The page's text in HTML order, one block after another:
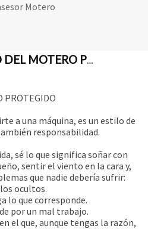
MANIFIESTO DEL MOTERO PROTEGIDO
PROTEGIDO
a una máquina, es un estilo de
responsabilidad.
sé lo que significa soñar con
sentir el viento en la cara y,
que nadie debería sufrir:
ocultos.
lo que corresponde.
por un mal trabajo.
el que, aunque tengas la razón,